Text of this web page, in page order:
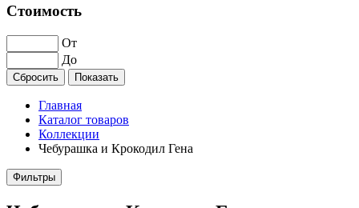
Стоимость
От
До
Главная
Каталог товаров
Коллекции
Чебурашка и Крокодил Гена
Фильтры